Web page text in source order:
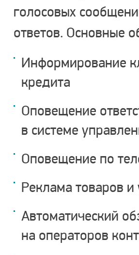
голосовых
ответов. Основные
Информирование
кредита
Оповещение
в системе
Оповещение по
Реклама товаров
Автоматический
на операторов